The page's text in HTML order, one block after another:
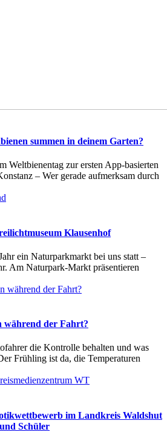
summen in deinem Garten?
Weltbienentag zur ersten App-basierten
– Wer gerade aufmerksam durch
Klausenhof
ein Naturparkmarkt bei uns statt –
Am Naturpark-Markt präsentieren
während der Fahrt?
die Kontrolle behalten und was
Frühling ist da, die Temperaturen
im Landkreis Waldshut
Schüler